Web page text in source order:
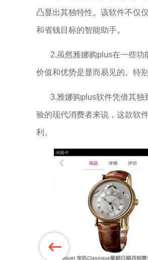
凸显出其独特性。该软件不仅
和省钱目标的智能助手。
2.虽然雅娜购plus在一些
价值和优势是显而易见的。特
3.雅娜购plus软件凭借其独
验的现代消费者来说，这款软
利。